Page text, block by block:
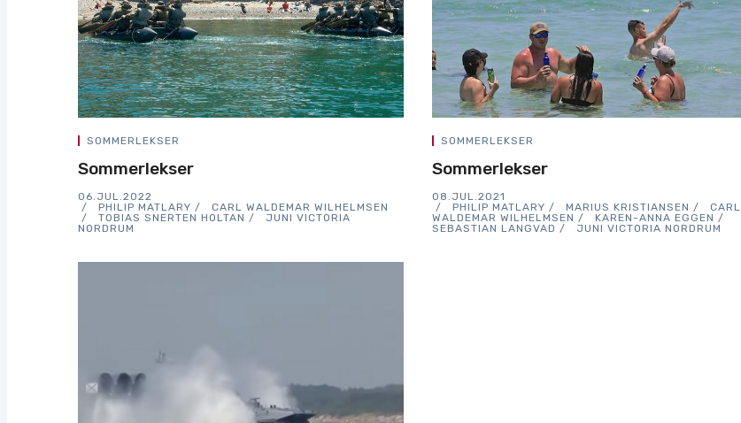
SOMMERLEKSER
Sommerlekser
06.JUL.2022
PHILIP MATLARY
CARL WALDEMAR WILHELMSEN
TOBIAS SNERTEN HOLTAN
JUNI VICTORIA
NORDRUM
SOMMERLEKSER
Sommerlekser
08.JUL.2021
PHILIP MATLARY
MARIUS KRISTIANSEN
CARL
WALDEMAR WILHELMSEN
KAREN-ANNA EGGEN
SEBASTIAN LANGVAD
JUNI VICTORIA NORDRUM